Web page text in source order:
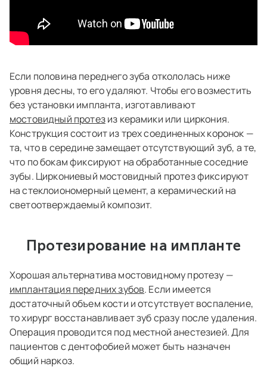
Если половина переднего зуба откололась ниже
уровня десны, то его удаляют. Чтобы его возместить
без установки импланта, изготавливают
мостовидный протезиз керамики или циркония.
Конструкция состоит из трех соединенных коронок —
та, что в середине замещает отсутствующий зуб, а те,
что по бокам фиксируют на обработанные соседние
зубы. Циркониевый мостовидный протез фиксируют
на стеклоиономерный цемент, а керамический на
светоотверждаемый композит.
Протезирование на импланте
Хорошая альтернатива мостовидному протезу —
имплантация передних зубов. Если имеется
достаточный объем кости и отсутствует воспаление,
то хирург восстанавливает зуб сразу после удаления.
Операция проводится под местной анестезией. Для
пациентов с дентофобией может быть назначен
общий наркоз.